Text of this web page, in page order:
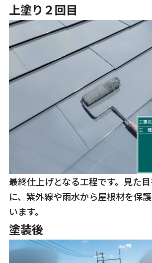
上塗り２回目
最終仕上げとなる工程です。見た
に、紫外線や雨水から屋根材を保
います。
塗装後